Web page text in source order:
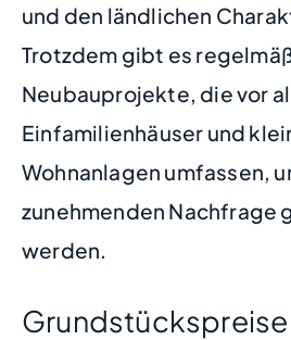
und den ländlichen
Trotzdem gibt es
Neubauprojekte, die vor
Einfamilienhäuser und
Wohnanlagen umfassen,
zunehmenden Nachfrage
werden.
Grundstückspreise